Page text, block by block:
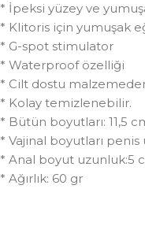
* İpeksi yüzey ve
* Klitoris için yumuşak
* G-spot stimulator
* Waterproof özelliği
* Cilt dostu
* Kolay temizlenebilir.
* Bütün boyutları: 11,5
* Vajinal boyutları penis
* Anal boyut uzunluk:5
* Ağırlık: 60 gr